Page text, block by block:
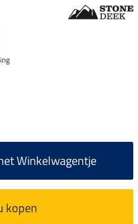
Winkelwagentje
kopen